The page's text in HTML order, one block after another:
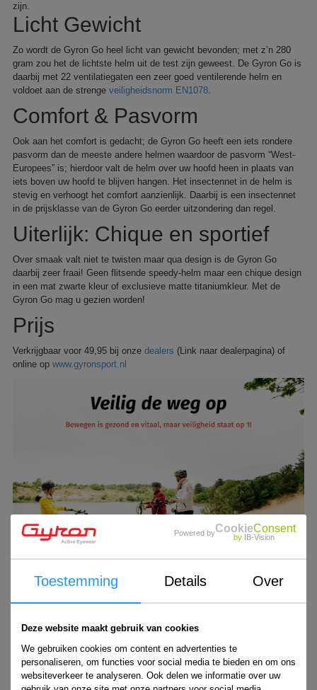
zijn.
Licht Gewicht
Zo wordt de Gyron Go heel licht van gewicht bevonden; met z’n 280
gram zou het de lichtste helm uit de test zijn geweest. De Gyron Go is
daarbij met 22 ventilatiegaten een zeer goed ventilerende helm en
voldoet aan de strengeveiligheidsnorm EN1078.
Comfort & Pasvorm
Ook aan het comfort is gedacht; de Gyron Go heeft een iets rondere
pasvorm dan de meeste andere helmen waardoor de pasvorm “West-
Europees” is; hierdoor valt de helm over uw hoofd heen in plaats van
iets boven uw hoofd te blijven hangen. Het insectennet in de helm is
stevig en verhoogt het comfort aanzienlijk. Daarbij is een insectennet
in de prijsklasse van de Gyron Go eerder uitzondering dan regel.
Uiterlijk: Chique en sportief
Over smaak valt niet te twisten maar qua design is de Gyron Go
daarbij zeer fraai! Geen flitsende speedy-helm maar een chique design
in een mat zwarte kleur of exclusieve matte titaniumkleur. Met de
Gyron Go mag u gezien worden!
Prijs
Verkrijgbaar voor 49,95 bij onzedealers (Link naar dealerpagina) of
online opwww.gyronsport.nl
Powered byCookieConsent
by IB-Vision
Toestemming Details Over
Deze website maakt gebruik van cookies
We gebruiken cookies om content en advertenties te
personaliseren, om functies voor social media te bieden en om ons
websiteverkeer te analyseren. Ook delen we informatie over uw